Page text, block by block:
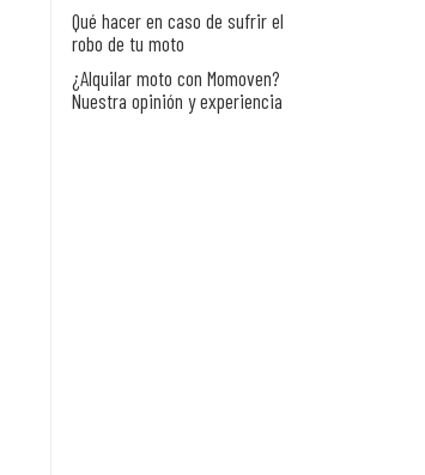
Qué hacer en caso de sufrir el
robo de tu moto
¿Alquilar moto con Momoven?
Nuestra opinión y experiencia